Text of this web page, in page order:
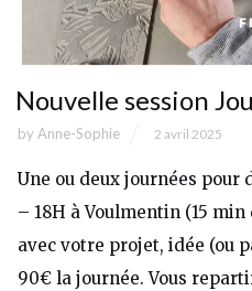
Nouvelle session
by Anne-Sophie 2 avril 2025
Une ou deux journées pour
– 18H à Voulmentin (15
avec votre projet, idée (ou
90€ la journée. Vous